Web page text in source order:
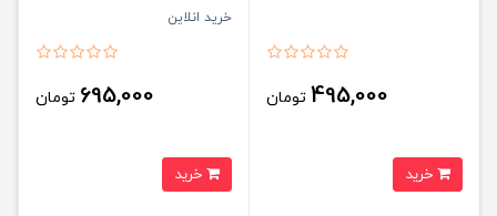
495,000 تومان
خرید انلاین
695,000 تومان